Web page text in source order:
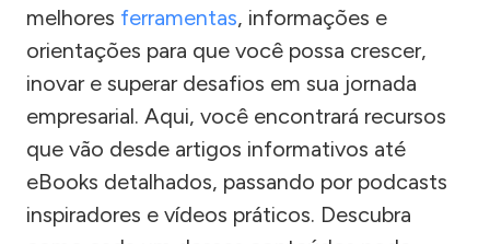
melhores ferramentas, informações e
orientações para que você possa crescer,
inovar e superar desafios em sua jornada
empresarial. Aqui, você encontrará recursos
que vão desde artigos informativos até
eBooks detalhados, passando por podcasts
inspiradores e vídeos práticos. Descubra